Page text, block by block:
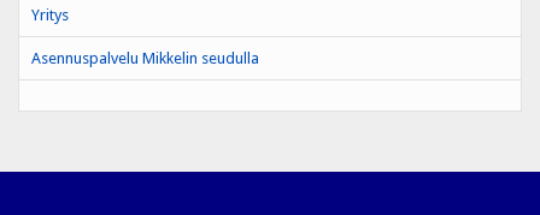
Yritys
Asennuspalvelu Mikkelin seudulla